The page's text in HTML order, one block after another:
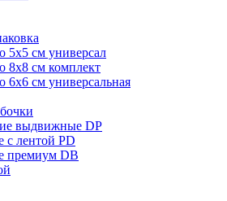
5x5 см универсал
8x8 см комплект
см универсальная
выдвижные DP
лентой PD
премиум DB